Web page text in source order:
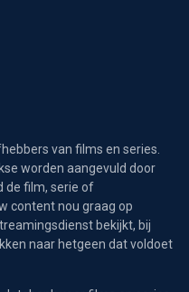
van films en series.
worden aangevuld door
de film, serie of
content nou graag op
bekijkt, bij
naar hetgeen dat voldoet